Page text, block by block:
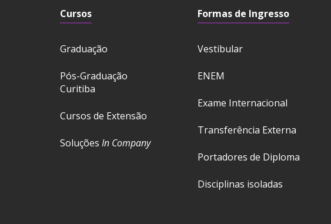
Cursos
Graduação
Pós-Graduação
Curitiba
Cursos de Extensão
Soluções In Company
Formas de Ingresso
Vestibular
ENEM
Exame Internacional
Transferência Externa
Portadores de Diploma
Disciplinas isoladas